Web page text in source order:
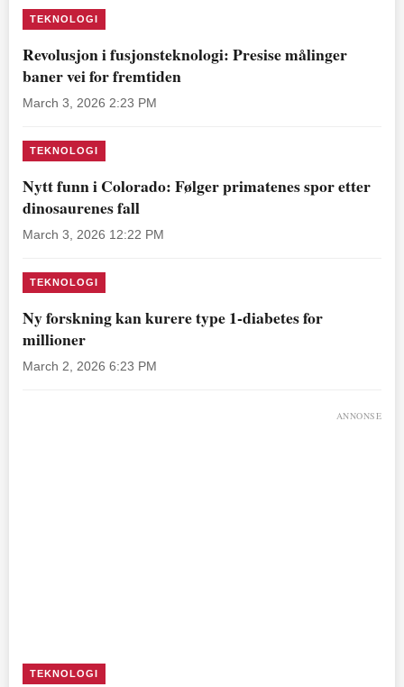
TEKNOLOGI
Revolusjon i fusjonsteknologi: Presise målinger
baner vei for fremtiden
March 3, 2026 2:23 PM
TEKNOLOGI
Nytt funn i Colorado: Følger primatenes spor etter
dinosaurenes fall
March 3, 2026 12:22 PM
TEKNOLOGI
Ny forskning kan kurere type 1-diabetes for
millioner
March 2, 2026 6:23 PM
ANNONSE
TEKNOLOGI